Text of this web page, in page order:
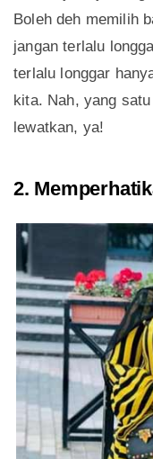
Boleh deh memilih
jangan terlalu
terlalu longgar
kita. Nah, yang
lewatkan, ya!
2.